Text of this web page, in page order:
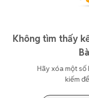
Không tìm thấy
Hãy xóa một số
kiếm